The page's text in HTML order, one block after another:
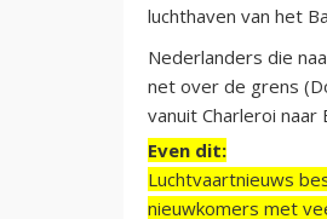
luchthaven van het
Nederlanders die
net over de grens
vanuit Charleroi naar
Even dit:
Luchtvaartnieuws
nieuwkomers met